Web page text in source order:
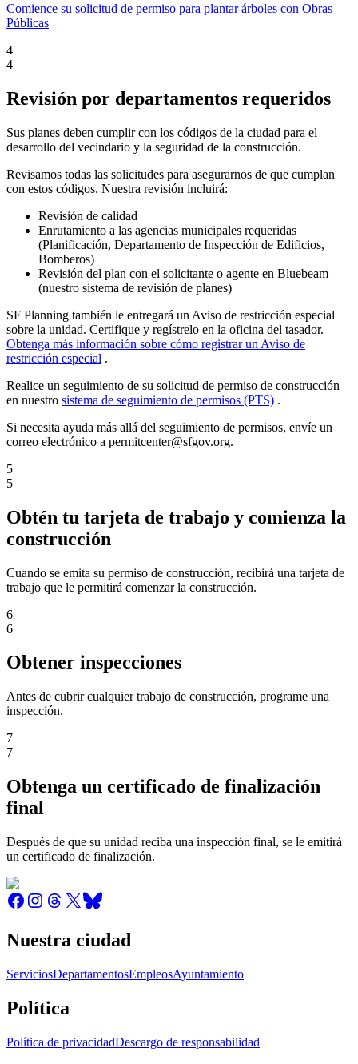
Comience su solicitud de permiso para plantar árboles con Obras
Públicas
4
4
Revisión por departamentos requeridos
Sus planes deben cumplir con los códigos de la ciudad para el
desarrollo del vecindario y la seguridad de la construcción.
Revisamos todas las solicitudes para asegurarnos de que cumplan
con estos códigos. Nuestra revisión incluirá:
Revisión de calidad
Enrutamiento a las agencias municipales requeridas
(Planificación, Departamento de Inspección de Edificios,
Bomberos)
Revisión del plan con el solicitante o agente en Bluebeam
(nuestro sistema de revisión de planes)
SF Planning también le entregará un Aviso de restricción especial
sobre la unidad. Certifique y regístrelo en la oficina del tasador.
Obtenga más información sobre cómo registrar un Aviso de
restricción especial .
Realice un seguimiento de su solicitud de permiso de construcción
en nuestro sistema de seguimiento de permisos (PTS) .
Si necesita ayuda más allá del seguimiento de permisos, envíe un
correo electrónico a permitcenter@sfgov.org.
5
5
Obtén tu tarjeta de trabajo y comienza la
construcción
Cuando se emita su permiso de construcción, recibirá una tarjeta de
trabajo que le permitirá comenzar la construcción.
6
6
Obtener inspecciones
Antes de cubrir cualquier trabajo de construcción, programe una
inspección.
7
7
Obtenga un certificado de finalización
final
Después de que su unidad reciba una inspección final, se le emitirá
un certificado de finalización.
Nuestra ciudad
ServiciosDepartamentosEmpleosAyuntamiento
Política
Política de privacidadDescargo de responsabilidad